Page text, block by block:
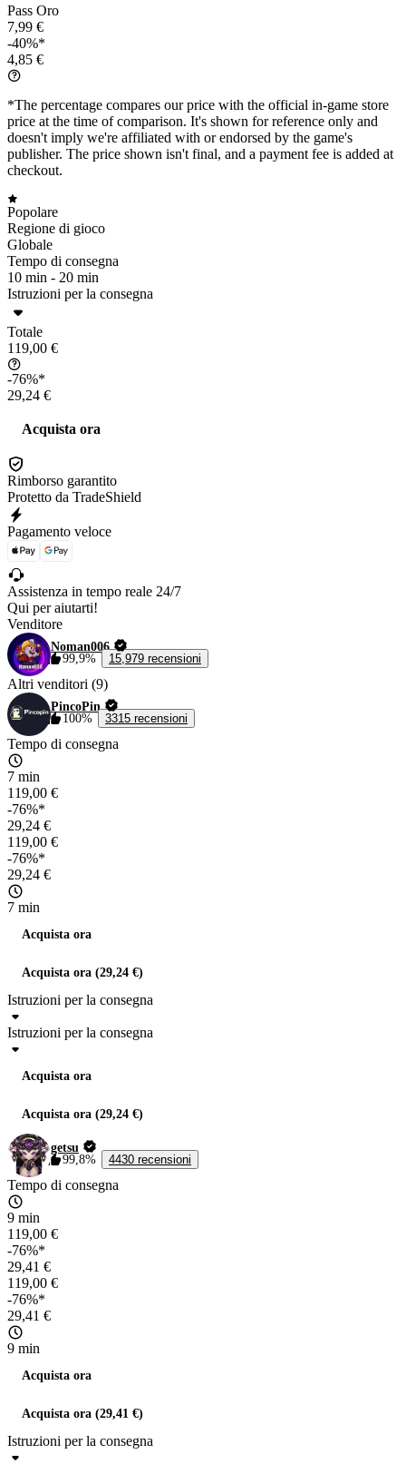
Pass Oro
7,99 €
-40%*
4,85 €
*The percentage compares our price with the official in-game store
price at the time of comparison. It's shown for reference only and
doesn't imply we're affiliated with or endorsed by the game's
publisher. The price shown isn't final, and a payment fee is added at
checkout.
Popolare
Regione di gioco
Globale
Tempo di consegna
10 min - 20 min
Istruzioni per la consegna
Totale
119,00 €
-76%*
29,24 €
Acquista ora
Rimborso garantito
Protetto da TradeShield
Pagamento veloce
Assistenza in tempo reale 24/7
Qui per aiutarti!
Venditore
Noman006
99,9%
15,979 recensioni
Altri venditori (9)
PincoPin
100%
3315 recensioni
Tempo di consegna
7 min
119,00 €
-76%*
29,24 €
119,00 €
-76%*
29,24 €
7 min
Acquista ora
Acquista ora (29,24 €)
Istruzioni per la consegna
Istruzioni per la consegna
Acquista ora
Acquista ora (29,24 €)
getsu
99,8%
4430 recensioni
Tempo di consegna
9 min
119,00 €
-76%*
29,41 €
119,00 €
-76%*
29,41 €
9 min
Acquista ora
Acquista ora (29,41 €)
Istruzioni per la consegna